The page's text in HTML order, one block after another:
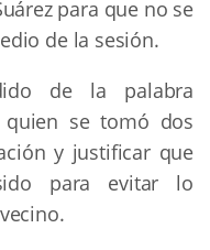
para que no se
de la sesión.
de la palabra
se tomó dos
y justificar que
para evitar lo